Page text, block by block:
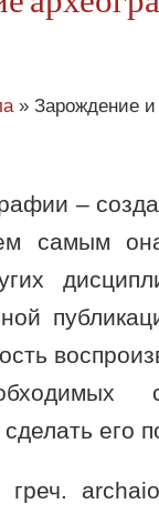
» Зарождение и
–
самым
его
греч.